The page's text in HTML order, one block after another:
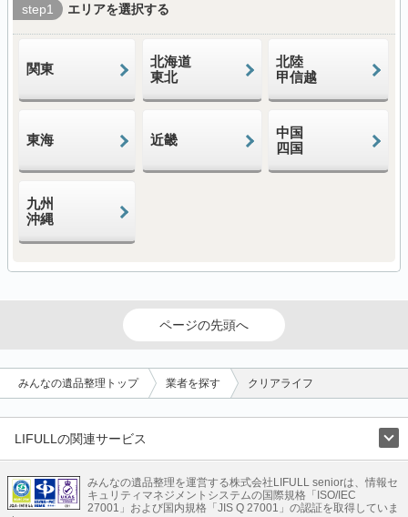
step1 エリアを選択する
関東
北海道
東北
北陸
甲信越
東海 近畿
中国
四国
九州
沖縄
ページの先頭へ
みんなの遺品整理トップ 業者を探す クリアライフ
LIFULLの関連サービス
不動産・住宅
引越し 老人ホーム 地方創生
ママの就労支援
不動産クラウドファンディング 遺品整理 老後の暮らし情報
みんなの遺品整理を運営する株式会社LIFULL seniorは、情報セ
キュリティマネジメントシステムの国際規格「ISO/IEC
27001」および国内規格「JIS Q 27001」の認証を取得していま